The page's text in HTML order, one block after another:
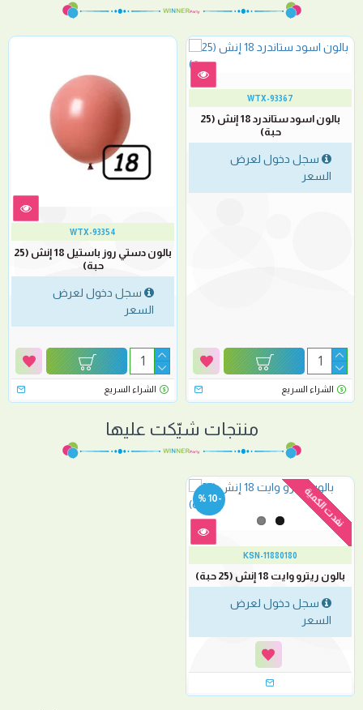
WTX-93367
بالون اسود ستاندرد 18 إنش (25
حبة)
سجل دخول لعرض
السعر
الشراء السريع
WTX-93354
بالون دستي روز باستيل 18 إنش (25
حبة)
سجل دخول لعرض
السعر
الشراء السريع
منتجات شيّكت عليها
-10 % نفدت الكمية
KSN-11880180
بالون ريترو وايت 18 إنش (25 حبة)
سجل دخول لعرض
السعر